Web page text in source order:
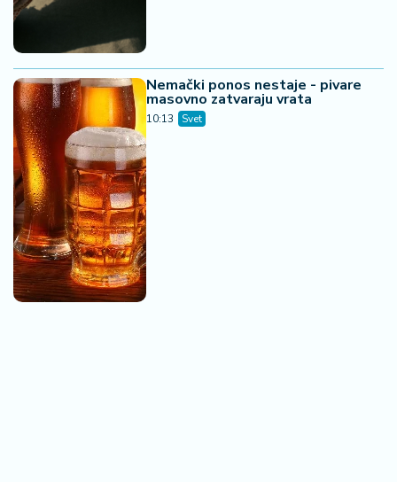
Nemački ponos nestaje - pivare
masovno zatvaraju vrata
10:13 Svet